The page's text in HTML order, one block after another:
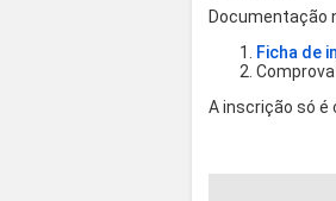
Documentação
Ficha de
A inscrição só é